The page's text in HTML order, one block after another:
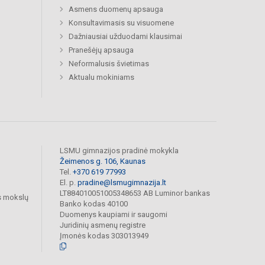
Asmens duomenų apsauga
Konsultavimasis su visuomene
Dažniausiai užduodami klausimai
Pranešėjų apsauga
Neformalusis švietimas
Aktualu mokiniams
mokslų
LSMU gimnazijos pradinė mokykla
Žeimenos g. 106, Kaunas
Tel. +370 619 77993
El. p. pradine@lsmugimnazija.lt
LT884010051005348653 AB Luminor bankas
Banko kodas 40100
Duomenys kaupiami ir saugomi
Juridinių asmenų registre
Įmonės kodas 303013949